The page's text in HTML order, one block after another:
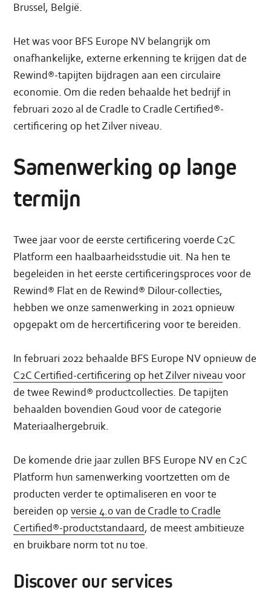
Brussel, België.
Het was voor BFS Europe NV belangrijk om
onafhankelijke, externe erkenning te krijgen dat de
Rewind®-tapijten bijdragen aan een circulaire
economie. Om die reden behaalde het bedrijf in
februari 2020 al de Cradle to Cradle Certified®-
certificering op het Zilver niveau.
Samenwerking op lange
termijn
Twee jaar voor de eerste certificering voerde C2C
Platform een haalbaarheidsstudie uit. Na hen te
begeleiden in het eerste certificeringsproces voor de
Rewind® Flat en de Rewind® Dilour-collecties,
hebben we onze samenwerking in 2021 opnieuw
opgepakt om de hercertificering voor te bereiden.
In februari 2022 behaalde BFS Europe NV opnieuw de
C2C Certified-certificering op het Zilver niveau voor
de twee Rewind® productcollecties. De tapijten
behaalden bovendien Goud voor de categorie
Materiaalhergebruik.
De komende drie jaar zullen BFS Europe NV en C2C
Platform hun samenwerking voortzetten om de
producten verder te optimaliseren en voor te
bereiden opversie 4.0 van de Cradle to Cradle
Certified®-productstandaard, de meest ambitieuze
en bruikbare norm tot nu toe.
Discover our services